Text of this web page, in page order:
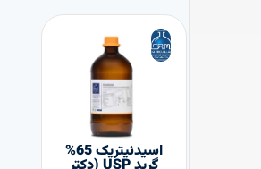
اسیدنیتریک 65%